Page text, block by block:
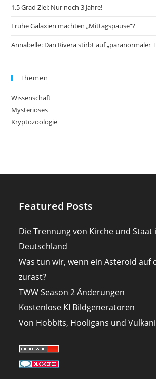
1,5 Grad Ziel: Nur noch 3 Jahre!
Frühe Galaxien machten „Mittagspause“?
Annabelle: Dan Rivera stirbt auf „paranormaler
Themen
Wissenschaft
Mysteriöses
Kryptozoologie
Featured Posts
Die Trennung von Kirche und Staat
Deutschland
Was tun wir, wenn ein Asteroid auf
zurast?
TWW Season 2 Änderungen
Kostenlose KI Bildgeneratoren
Von Hobbits, Hooligans und